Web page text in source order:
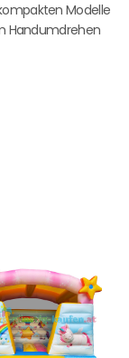
Modelle
Handumdrehen